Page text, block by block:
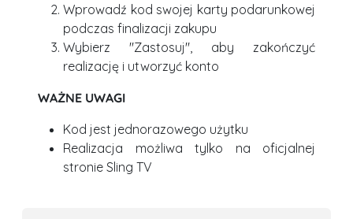
Wprowadź kod swojej karty podarunkowej
podczas finalizacji zakupu
Wybierz "Zastosuj", aby zakończyć
realizację i utworzyć konto
WAŻNE UWAGI
Kod jest jednorazowego użytku
Realizacja możliwa tylko na oficjalnej
stronie Sling TV